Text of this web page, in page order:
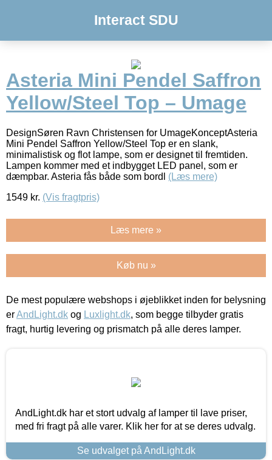
Interact SDU
Asteria Mini Pendel Saffron
Yellow/Steel Top – Umage
DesignSøren Ravn Christensen for UmageKonceptAsteria
Mini Pendel Saffron Yellow/Steel Top er en slank,
minimalistisk og flot lampe, som er designet til fremtiden.
Lampen kommer med et indbygget LED panel, som er
dæmpbar. Asteria fås både som bordl (Læs mere)
1549 kr. (Vis fragtpris)
Læs mere »
Køb nu »
De mest populære webshops i øjeblikket inden for belysning
erAndLight.dk og Luxlight.dk, som begge tilbyder gratis
fragt, hurtig levering og prismatch på alle deres lamper.
AndLight.dk har et stort udvalg af lamper til lave priser,
med fri fragt på alle varer. Klik her for at se deres udvalg.
Se udvalget på AndLight.dk